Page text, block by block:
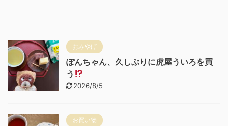
おみやげ
ぽんちゃん、久しぶりに虎屋ういろを買
う
2026/8/5
お買い物